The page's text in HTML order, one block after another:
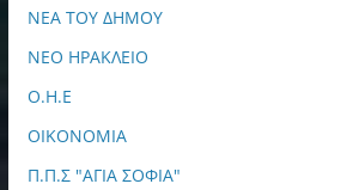
ΝΕΑ ΤΟΥ ΔΗΜΟΥ
ΝΕΟ ΗΡΑΚΛΕΙΟ
Ο.Η.Ε
ΟΙΚΟΝΟΜΙΑ
Π.Π.Σ "ΑΓΙΑ ΣΟΦΙΑ"